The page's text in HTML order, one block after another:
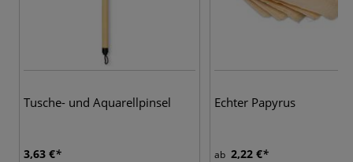
Tusche- und Aquarellpinsel
3,63 €
Echter Papyrus
ab 2,22 €